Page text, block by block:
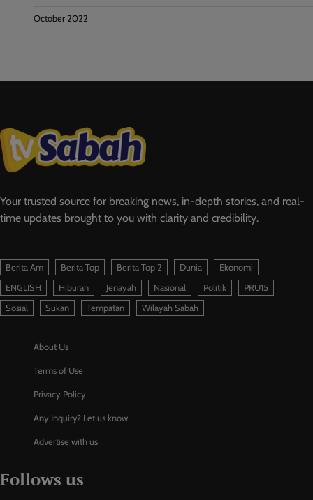
October 2022
Your trusted source for breaking news, in-depth stories, and real-
time updates brought to you with clarity and credibility.
Berita Am Berita Top Berita Top 2 Dunia
Ekonomi
ENGLISH
Hiburan Jenayah Nasional Politik
PRU15
Sosial
Sukan Tempatan Wilayah Sabah
About Us
Terms of Use
Privacy Policy
Any Inquiry? Let us know
Advertise with us
Follows us